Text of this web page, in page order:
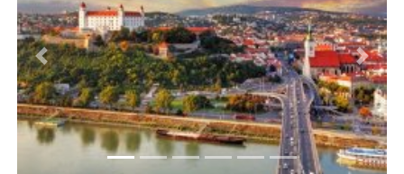
Previous Next